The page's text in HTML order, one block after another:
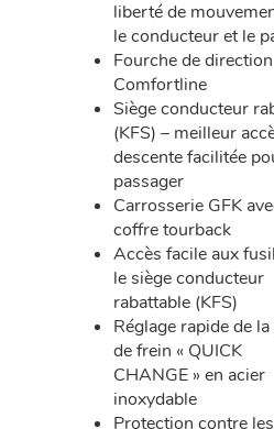
liberté de
le conducteur et le
Fourche de direction
Comfortline
Siège conducteur
(KFS) – meilleur
descente facilitée
passager
Carrosserie GFK
coffre tourback
Accès facile aux
le siège conducteur
rabattable (KFS)
Réglage rapide de
de frein « QUICK
CHANGE » en acier
inoxydable
Protection contre